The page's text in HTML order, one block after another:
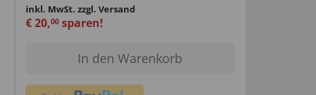
inkl. MwSt. zzgl. Versand
€20,00sparen!
In den Warenkorb